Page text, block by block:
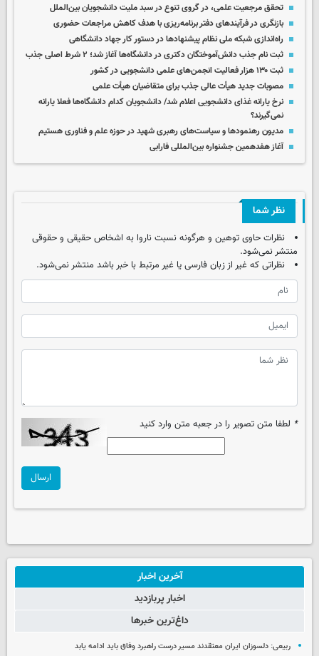
تحقق مرجعیت علمی، در گروی تنوع در سبد ملیت دانشجویان بین‌الملل
بازنگری در فرآیندهای دفتر برنامه‌ریزی با هدف کاهش مراجعات حضوری
راه‌اندازی شبکه ملی نظام پیشنهادها در دستور کار جهاد دانشگاهی
ثبت نام جذب دانش‌آموختگان دکتری در دانشگاه‌ها آغاز شد؛ ۲ شرط اصلی جذب
ثبت ۱۳۰ هزار فعالیت انجمن‌های علمی دانشجویی در کشور
مصوبات جدید هیأت عالی جذب برای متقاضیان هیأت علمی
نرخ یارانه غذای دانشجویی اعلام شد/ دانشجویان کدام دانشگاه‌ها فعلا یارانه
نمی‌گیرند؟
مدیون رهنمودها و سیاست‌های رهبری شهید در حوزه علم و فناوری هستیم
آغاز هفدهمین جشنواره بین‌المللی فارابی
نظر شما
نظرات حاوی توهین و هرگونه نسبت ناروا به اشخاص حقیقی و حقوقی
منتشر نمی‌شود.
نظراتی که غیر از زبان فارسی یا غیر مرتبط با خبر باشد منتشر نمی‌شود.
* لطفا متن تصویر را در جعبه متن وارد کنید
ارسال
آخرین اخبار
اخبار پربازدید
داغ‌ترین خبرها
ربیعی: دلسوزان ایران معتقدند مسیر درست راهبرد وفاق باید ادامه یابد